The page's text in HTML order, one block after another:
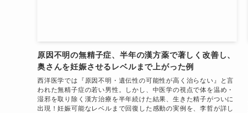
原因不明の無精子症、半年の漢方薬で著しく改善し、
奥さんを妊娠させるレベルまで上がった例
西洋医学では『原因不明・遺伝性の可能性が高く治らない』と言
われた無精子症の若い男性。しかし、中医学の視点で体を温め・
湿邪を取り除く漢方治療を半年続けた結果、生きた精子がついに
出現！妊娠可能なレベルまで回復した感動の実例を、李哲が詳し